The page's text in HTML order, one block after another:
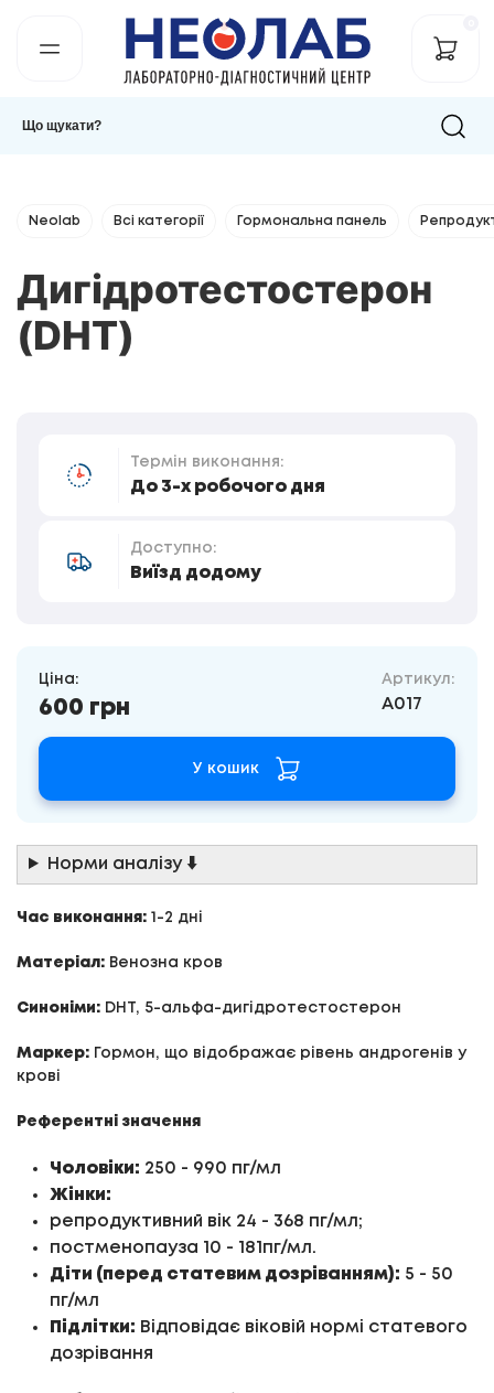
Neolab Всі категорії Гормональна панель
Дигідротестостерон
(DHT)
Норми аналізу ⬇️
Час виконання: 1-2 дні
Матеріал: Венозна кров
Синоніми: DHT, 5-альфа-дигідротестостерон
Маркер: Гормон, що відображає рівень андрогенів у
крові
Референтні значення
Чоловіки: 250 - 990 пг/мл
Жінки:
репродуктивний вік 24 - 368 пг/мл;
постменопауза 10 - 181пг/мл.
Діти (перед статевим дозріванням): 5 - 50
пг/мл
Підлітки: Відповідає віковій нормі статевого
дозрівання
Термін виконання:
До 3-х робочого дня
Доступно:
Виїзд додому
Ціна:
600 грн
Артикул:
A017
У кошик